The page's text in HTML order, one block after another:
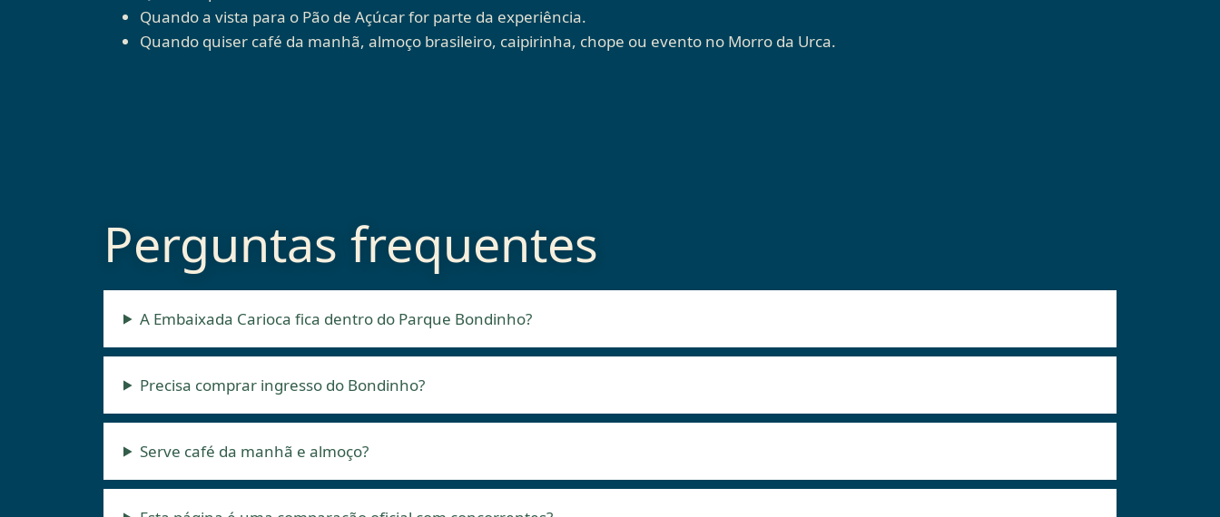
Quando a vista para o Pão de Açúcar for parte da experiência.
Quando quiser café da manhã, almoço brasileiro, caipirinha, chope ou evento no Morro da Urca.
Perguntas frequentes
A Embaixada Carioca fica dentro do Parque Bondinho?
Precisa comprar ingresso do Bondinho?
Serve café da manhã e almoço?